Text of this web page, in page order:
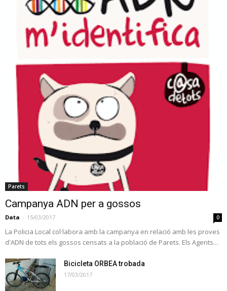
Parets
Campanya ADN per a gossos
Data - 15/03/2017 0
La Policia Local col·labora amb la campanya en relació amb les proves
d'ADN de tots els gossos censats a la població de Parets. Els Agents...
Bicicleta ORBEA trobada
17/03/2017